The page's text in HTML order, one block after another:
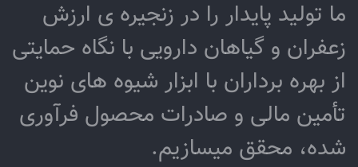
ما تولید پایدار را در زنجیره ­ی­ ارزش
زعفران و گیاهان دارویی با نگاه حمایتی
از بهره برداران با ابزار شیوه­ های نوین
تأمین مالی و صادرات محصول فرآوری
شده، محقق می­سازیم.